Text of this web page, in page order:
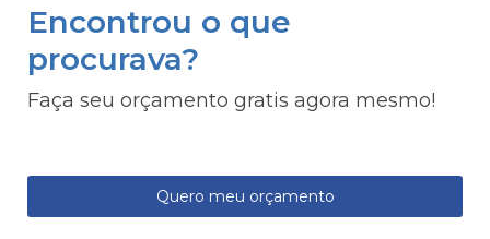
Encontrou o que
procurava?
Faça seu orçamento gratis agora mesmo!
Quero meu orçamento